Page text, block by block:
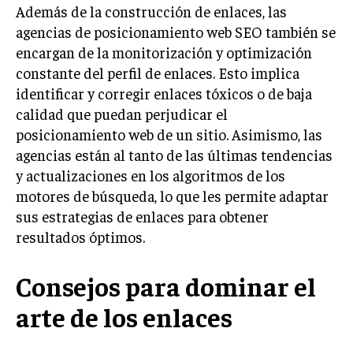
GESTIÓN DE LA INNOVACIÓN TECNOLÓGICA
TRANSFORMACIÓN DIGITAL
ANALÍTICA EMPRESARIAL Y BUSINESS
INTELLIGENCE
CIBERSEGURIDAD EMPRESARIAL
ESTRATEGIA
EMPRESAS FAMILIARES Y SUCESIÓN
GESTIÓN DEL RIESGO EMPRESARIAL
NEGOCIACIÓN Y RESOLUCIÓN DE CONFLICTOS
ÉXITO EMPRESARIAL Y CASOS DE ESTUDIO
Además de la construcción de enlaces, las
agencias de posicionamiento web SEO también se
encargan de la monitorización y optimización
constante del perfil de enlaces. Esto implica
identificar y corregir enlaces tóxicos o de baja
calidad que puedan perjudicar el
posicionamiento web de un sitio. Asimismo, las
agencias están al tanto de las últimas tendencias
y actualizaciones en los algoritmos de los
motores de búsqueda, lo que les permite adaptar
sus estrategias de enlaces para obtener
resultados óptimos.
Consejos para dominar el
arte de los enlaces